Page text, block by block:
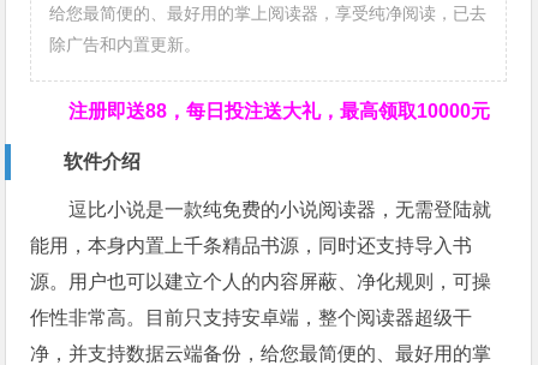
给您最简便的、最好用的掌上阅读器，享受纯净阅读，已去
除广告和内置更新。
注册即送88，每日投注送大礼，最高领取10000元
软件介绍
逗比小说是一款纯免费的小说阅读器，无需登陆就
能用，本身内置上千条精品书源，同时还支持导入书
源。用户也可以建立个人的内容屏蔽、净化规则，可操
作性非常高。目前只支持安卓端，整个阅读器超级干
净，并支持数据云端备份，给您最简便的、最好用的掌